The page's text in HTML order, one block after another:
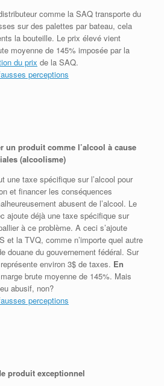
comme la SAQ transporte du
sur des palettes par bateau, cela
la bouteille. Le prix élevé vient
moyenne de 145% imposée par la
du prix de la SAQ.
perceptions
un produit comme l’alcool à cause
(alcoolisme)
une taxe spécifique sur l’alcool pour
et financer les conséquences
abusent de l’alcool. Le
ajoute déjà une taxe spécifique sur
à ce problème. A ceci s’ajoute
et la TVQ, comme n’importe quel autre
douane du gouvernement fédéral. Sur
environ 3$ de taxes. En
brute moyenne de 145%. Mais
abusif, non?
perceptions
produit exceptionnel